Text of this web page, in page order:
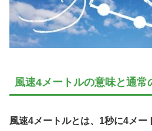
風速4メートルの意味と通常
風速4メートルとは、1秒に4メー